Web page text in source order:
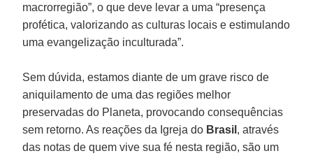
macrorregião”, o que deve levar a uma “presença
profética, valorizando as culturas locais e estimulando
uma evangelização inculturada”.
Sem dúvida, estamos diante de um grave risco de
aniquilamento de uma das regiões melhor
preservadas do Planeta, provocando consequências
sem retorno. As reações da Igreja do Brasil , através
das notas de quem vive sua fé nesta região, são um